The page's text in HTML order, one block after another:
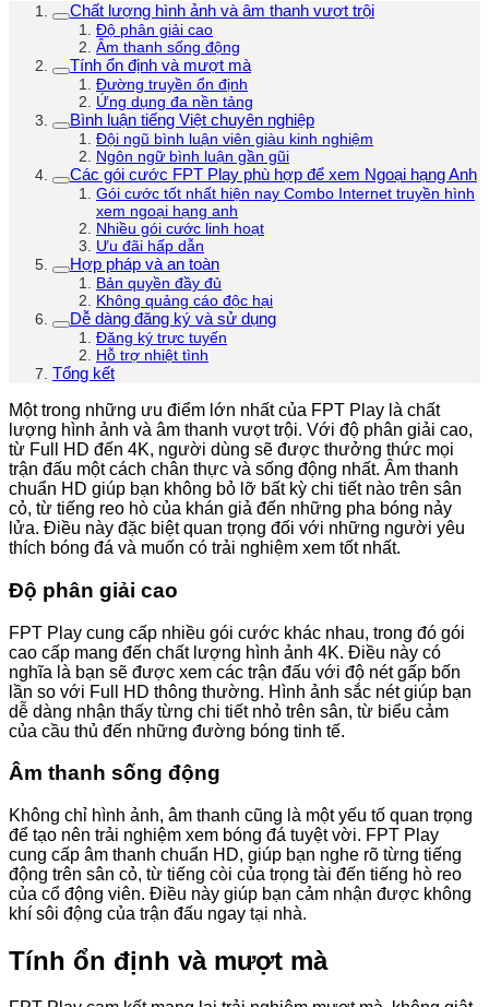
Chất lượng hình ảnh và âm thanh vượt trội
Độ phân giải cao
Âm thanh sống động
Tính ổn định và mượt mà
Đường truyền ổn định
Ứng dụng đa nền tảng
Bình luận tiếng Việt chuyên nghiệp
Đội ngũ bình luận viên giàu kinh nghiệm
Ngôn ngữ bình luận gần gũi
Các gói cước FPT Play phù hợp để xem Ngoại hạng Anh
Gói cước tốt nhất hiện nay Combo Internet truyền hình
xem ngoại hạng anh
Nhiều gói cước linh hoạt
Ưu đãi hấp dẫn
Hợp pháp và an toàn
Bản quyền đầy đủ
Không quảng cáo độc hại
Dễ dàng đăng ký và sử dụng
Đăng ký trực tuyến
Hỗ trợ nhiệt tình
Tổng kết
Một trong những ưu điểm lớn nhất của FPT Play là chất
lượng hình ảnh và âm thanh vượt trội. Với độ phân giải cao,
từ Full HD đến 4K, người dùng sẽ được thưởng thức mọi
trận đấu một cách chân thực và sống động nhất. Âm thanh
chuẩn HD giúp bạn không bỏ lỡ bất kỳ chi tiết nào trên sân
cỏ, từ tiếng reo hò của khán giả đến những pha bóng nảy
lửa. Điều này đặc biệt quan trọng đối với những người yêu
thích bóng đá và muốn có trải nghiệm xem tốt nhất.
Độ phân giải cao
FPT Play cung cấp nhiều gói cước khác nhau, trong đó gói
cao cấp mang đến chất lượng hình ảnh 4K. Điều này có
nghĩa là bạn sẽ được xem các trận đấu với độ nét gấp bốn
lần so với Full HD thông thường. Hình ảnh sắc nét giúp bạn
dễ dàng nhận thấy từng chi tiết nhỏ trên sân, từ biểu cảm
của cầu thủ đến những đường bóng tinh tế.
Âm thanh sống động
Không chỉ hình ảnh, âm thanh cũng là một yếu tố quan trọng
để tạo nên trải nghiệm xem bóng đá tuyệt vời. FPT Play
cung cấp âm thanh chuẩn HD, giúp bạn nghe rõ từng tiếng
động trên sân cỏ, từ tiếng còi của trọng tài đến tiếng hò reo
của cổ động viên. Điều này giúp bạn cảm nhận được không
khí sôi động của trận đấu ngay tại nhà.
Tính ổn định và mượt mà